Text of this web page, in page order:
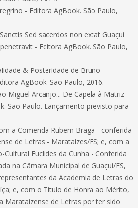
- Editora AgBook. São Paulo,
Sed sacerdos non extat Guaçuí
- Editora AgBook. São Paulo,
& Posteridade de Bruno
AgBook. São Paulo, 2016.
Miguel Arcanjo... De Capela à Matriz
São Paulo. Lançamento previsto para
a Comenda Rubem Braga - conferida
de Letras - Marataízes/ES; e, com a
Euclides da Cunha - Conferida
na Câmara Municipal de Guaçuí/ES,
da Academia de Letras do
e, com o Título de Honra ao Mérito,
Marataizense de Letras por ter sido